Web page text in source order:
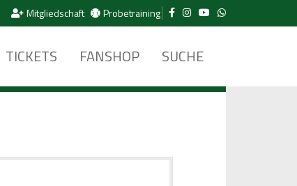
Mitgliedschaft Probetraining
TICKETS FANSHOP SUCHE